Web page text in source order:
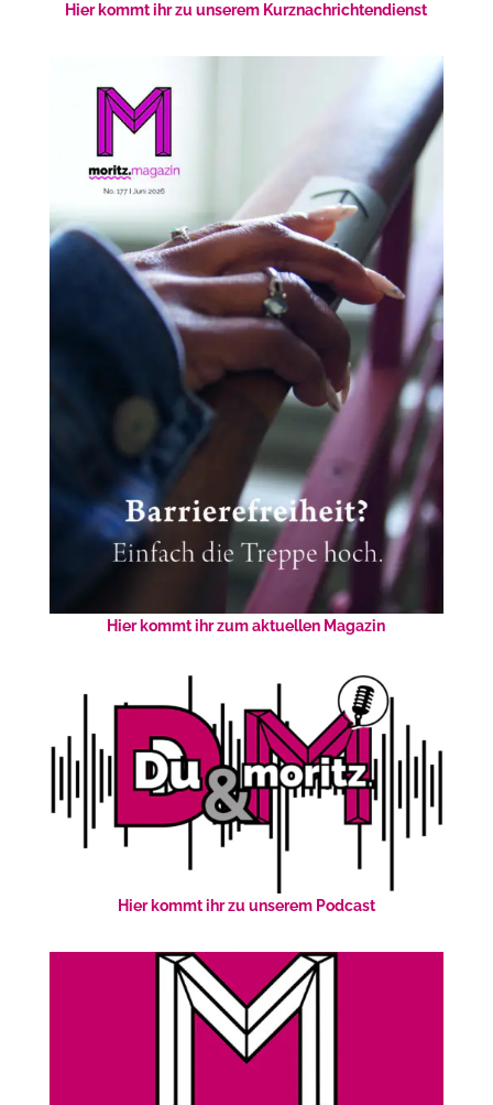
Hier kommt ihr zu unserem Kurznachrichtendienst
Hier kommt ihr zum aktuellen Magazin
Hier kommt ihr zu unserem Podcast